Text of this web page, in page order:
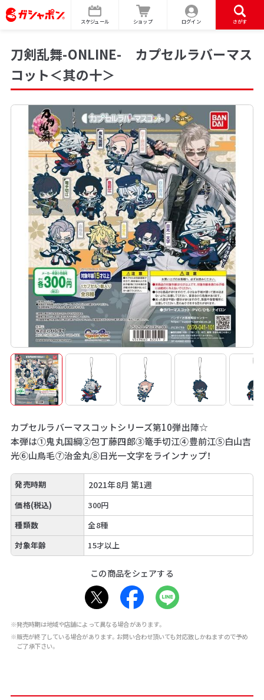
スケジュール ショップ ログイン さがす
刀剣乱舞-ONLINE- カプセルラバーマス
コット＜其の十＞
カプセルラバーマスコットシリーズ第10弾出陣☆
本弾は①鬼丸国綱②包丁藤四郎③篭手切江④豊前江⑤白山吉
光⑥山鳥毛⑦治金丸⑧日光一文字をラインナップ！
発売時期 2021年8月 第1週
価格(税込)
300円
種類数
全8種
対象年齢
15才以上
この商品をシェアする
※発売時期は地域や店舗によって異なる場合があります。
※販売が終了している場合があります。お問い合わせ頂いても対応致しかねますので予め
ご了承下さい。